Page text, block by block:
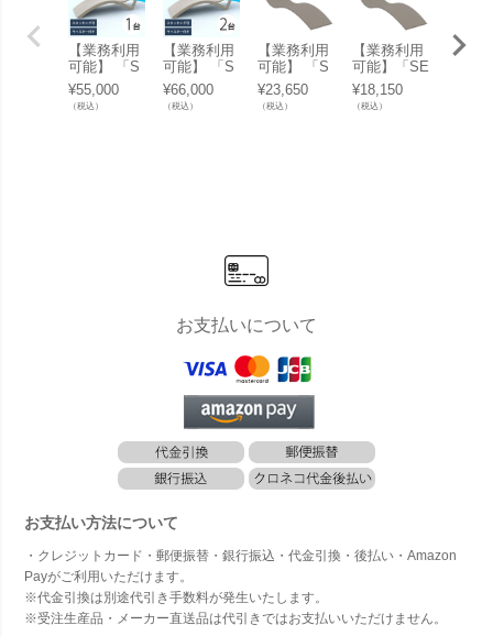
【業務利用
可能】 「S
E SLIM エ
スイー スリ
ム サンラウ
¥55,000
（税込）
【業務利用
可能】 「S
E SLIM エ
スイー スリ
ム サンラウ
¥66,000
（税込）
【業務利用
可能】 「S
E SLIM エ
スイー スリ
ム サンラウ
¥23,650
（税込）
【業務利用
可能】「SE
SLIM エス
イー スリム
サンラウン
¥18,150
（税込）
【業
お支払いについて
お支払い方法について
・クレジットカード・郵便振替・銀行振込・代金引換・後払い・Amazon
Payがご利用いただけます。
※代金引換は別途代引き手数料が発生いたします。
※受注生産品・メーカー直送品は代引きではお支払いいただけません。